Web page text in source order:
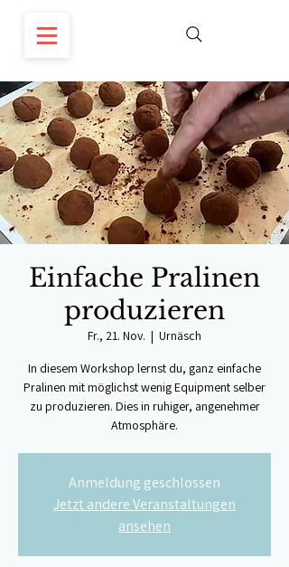
Einfache Pralinen
produzieren
Fr., 21. Nov.
  |
Urnäsch
In diesem Workshop lernst du, ganz einfache
Pralinen mit möglichst wenig Equipment selber
zu produzieren. Dies in ruhiger, angenehmer
Atmosphäre.
Anmeldung geschlossen
Jetzt andere Veranstaltungen
ansehen